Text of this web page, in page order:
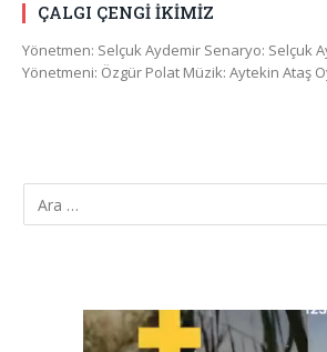
ÇALGI ÇENGİ İKİMİZ
Yönetmen: Selçuk Aydemir Senaryo: Selçuk
Yönetmeni: Özgür Polat Müzik: Aytekin Ataş
Video
oynatıcı